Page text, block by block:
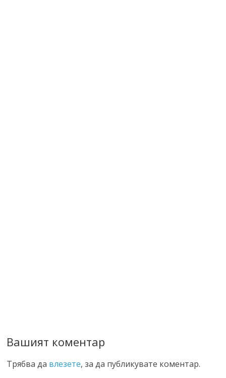
Вашият коментар
Трябва да влезете, за да публикувате коментар.